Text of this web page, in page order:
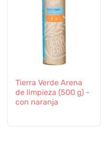
Tierra Verde Arena
de limpieza (500 g) -
con naranja